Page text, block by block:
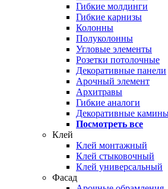
Гибкие молдинги
Гибкие карнизы
Колонны
Полуколонны
Угловые элементы
Розетки потолочные
Декоративные панели
Арочный элемент
Архитравы
Гибкие аналоги
Декоративные
Посмотреть все
Клей
Клей монтажный
Клей стыковочный
Клей универсальный
Фасад